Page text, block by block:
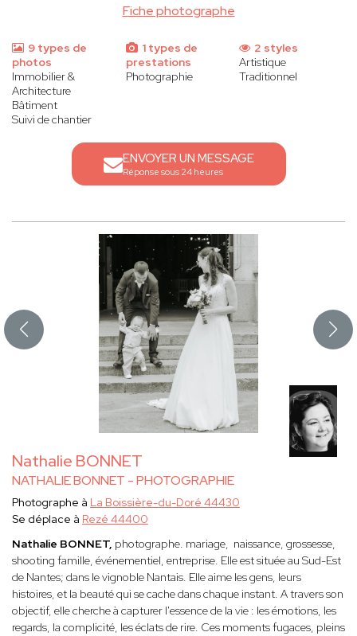
Fiche photographe
9 types de
photos
Immobilier &
Architecture
Bâtiment
Suivi de chantier
1 types de
prestations
Photographie
2 styles
Artistique
Traditionnel
ENVOYER UN MESSAGE
Réponse sous 24 heures
Nathalie BONNET
NATHALIE BONNET - PHOTOGRAPHIE
Photographe à La Boissière-du-Doré 44430
Se déplace à Rezé 44400
Nathalie BONNET, photographe. mariage, naissance, grossesse,
shooting famille, événementiel, entreprise. Elle est située au Sud-Est
de Nantes; dans le vignoble Nantais. Elleaime les gens, leurs
histoires, et la beauté qui se cache dans chaque instant. A travers son
objectif, elle cherche à capturer l'essence de la vie : les émotions, les
regards, la complicité, les éclats de rire. Ces moments fugaces, pleins